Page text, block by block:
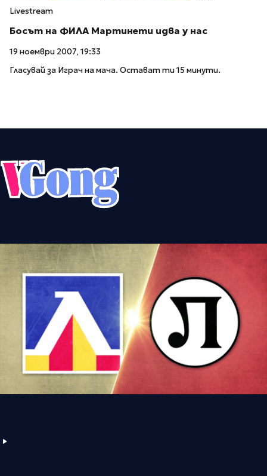
Livestream
Босът на ФИЛА Мартинети идва у нас
19 ноември 2007, 19:33
Гласувай за Играч на мача. Остават ти 15 минути.